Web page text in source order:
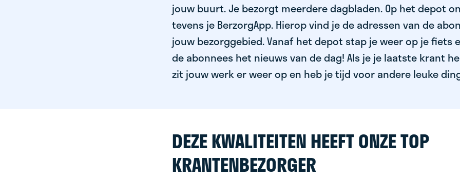
jouw buurt. Je bezorgt meerdere dagbladen. Op het depot
tevens je BerzorgApp. Hierop vind je de adressen van de
jouw bezorggebied. Vanaf het depot stap je weer op je fiets
de abonnees het nieuws van de dag! Als je je laatste krant
zit jouw werk er weer op en heb je tijd voor andere leuke
DEZE KWALITEITEN HEEFT ONZE TOP
KRANTENBEZORGER